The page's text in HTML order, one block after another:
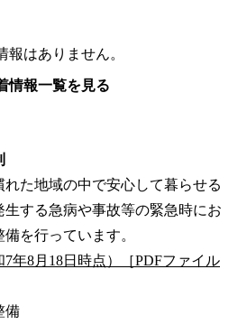
報はありません。
情報一覧を見る
た地域の中で安心して暮らせる
生する急病や事故等の緊急時にお
を行っています。
年8月18日時点）［PDFファイル
備